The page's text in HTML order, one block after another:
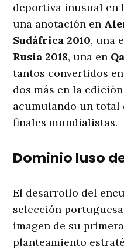
deportiva inusual en
una anotación en
Sudáfrica 2010, una
Rusia 2018, una en
tantos convertidos
dos más en la
acumulando un total
finales mundialistas.
Dominio luso
El desarrollo del
selección
imagen de su
planteamiento